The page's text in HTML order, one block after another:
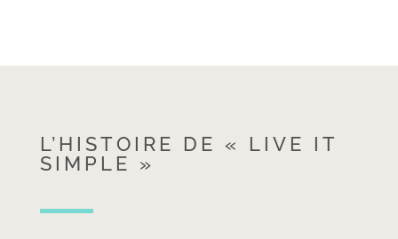
L’HISTOIRE DE « LIVE IT
SIMPLE »